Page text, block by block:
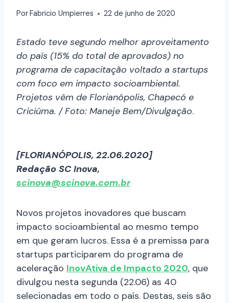
PorFabricio Umpierres 22 de junho de 2020
Estado teve segundo melhor aproveitamento
do país (15% do total de aprovados) no
programa de capacitação voltado a startups
com foco em impacto socioambiental.
Projetos vêm de Florianópolis, Chapecó e
Criciúma. / Foto: Maneje Bem/Divulgação.
[FLORIANÓPOLIS, 22.06.2020]
Redação SC Inova,
scinova@scinova.com.br
Novos projetos inovadores que buscam
impacto socioambiental ao mesmo tempo
em que geram lucros. Essa é a premissa para
startups participarem do programa de
aceleração InovAtiva de Impacto 2020, que
divulgou nesta segunda (22.06) as 40
selecionadas em todo o país. Destas, seis são